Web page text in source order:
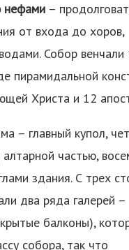
нефами –
от входа до хоров,
Собор венчали
пирамидальной
Христа и 12
– главный купол,
частью,
здания. С трех
два ряда галерей –
балконы),
собора, так что